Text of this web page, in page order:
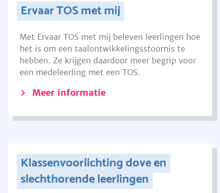
Ervaar TOS met mij
Met Ervaar TOS met mij beleven leerlingen hoe
het is om een taalontwikkelingsstoornis te
hebben. Ze krijgen daardoor meer begrip voor
een medeleerling met een TOS.
Meer informatie
Klassenvoorlichting dove en
slechthorende leerlingen